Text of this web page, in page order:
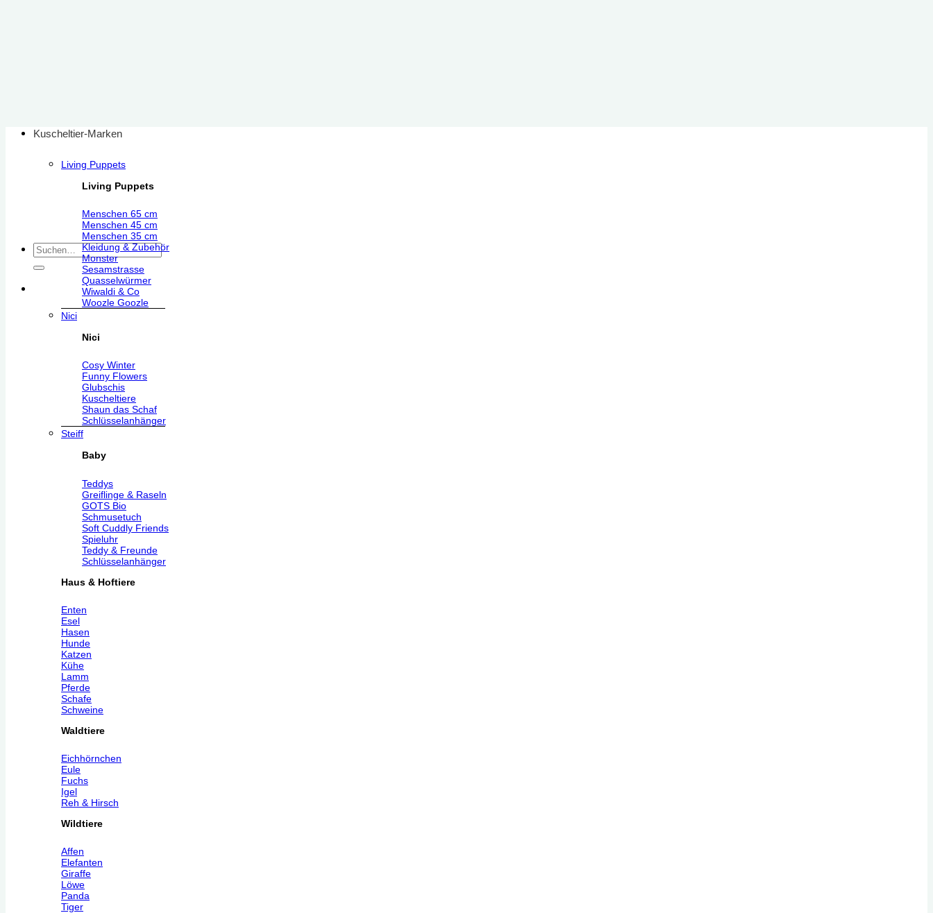
Suchen
Kuscheltier-Marken
Living Puppets
Living Puppets
Menschen 65 cm
Menschen 45 cm
Menschen 35 cm
Kleidung & Zubehör
Monster
Sesamstrasse
Quasselwürmer
Wiwaldi & Co
Woozle Goozle
Nici
Nici
Cosy Winter
Funny Flowers
Glubschis
Kuscheltiere
Shaun das Schaf
Schlüsselanhänger
Steiff
Baby
Teddys
Greiflinge & Raseln
GOTS Bio
Schmusetuch
Soft Cuddly Friends
Spieluhr
Teddy & Freunde
Schlüsselanhänger
Haus & Hoftiere
Enten
Esel
Hasen
Hunde
Katzen
Kühe
Lamm
Pferde
Schafe
Schweine
Waldtiere
Eichhörnchen
Eule
Fuchs
Igel
Reh & Hirsch
Wildtiere
Affen
Elefanten
Giraffe
Löwe
Panda
Tiger